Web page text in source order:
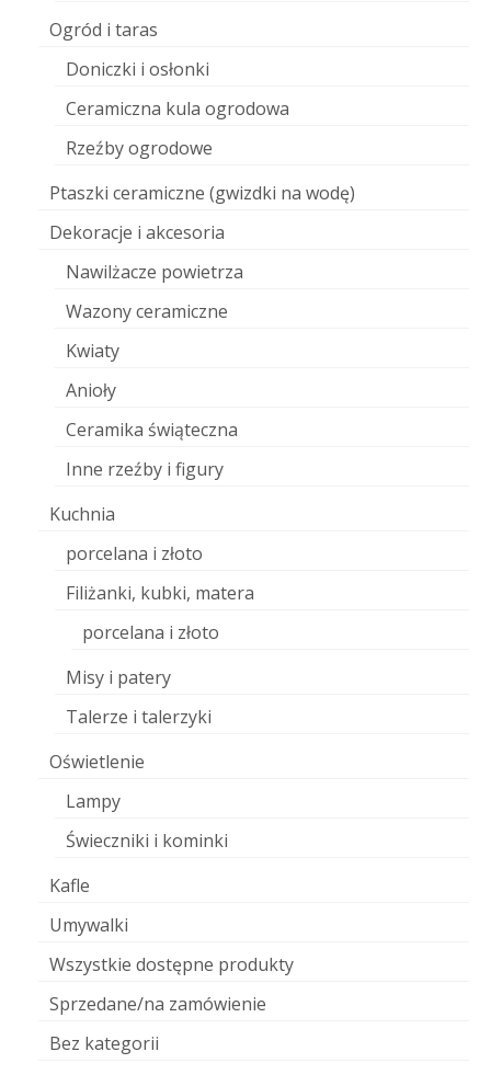
Ogród i taras
Doniczki i osłonki
Ceramiczna kula ogrodowa
Rzeźby ogrodowe
Ptaszki ceramiczne (gwizdki na wodę)
Dekoracje i akcesoria
Nawilżacze powietrza
Wazony ceramiczne
Kwiaty
Anioły
Ceramika świąteczna
Inne rzeźby i figury
Kuchnia
porcelana i złoto
Filiżanki, kubki, matera
porcelana i złoto
Misy i patery
Talerze i talerzyki
Oświetlenie
Lampy
Świeczniki i kominki
Kafle
Umywalki
Wszystkie dostępne produkty
Sprzedane/na zamówienie
Bez kategorii